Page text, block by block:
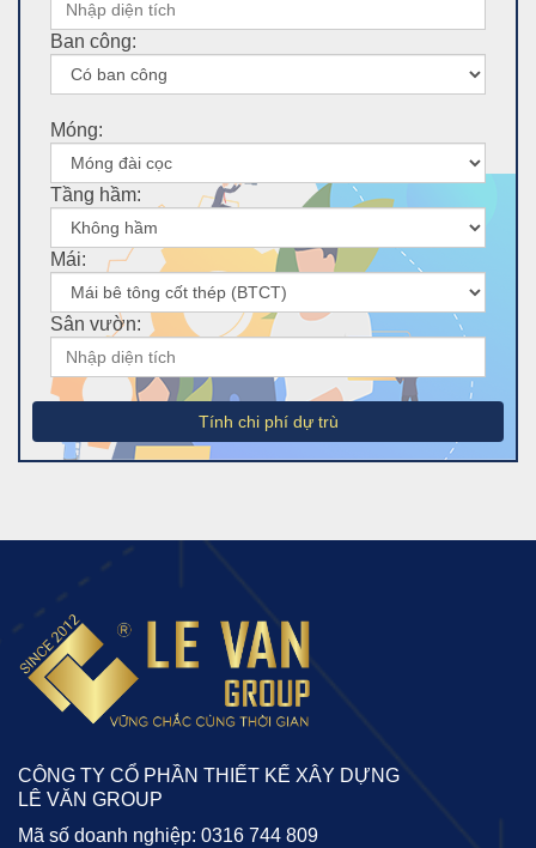
Ban công:
Móng:
Tầng hầm:
Mái:
Sân vườn:
Tính chi phí dự trù
CÔNG TY CỔ PHẦN THIẾT KẾ XÂY DỰNG
LÊ VĂN GROUP
Mã số doanh nghiệp: 0316 744 809